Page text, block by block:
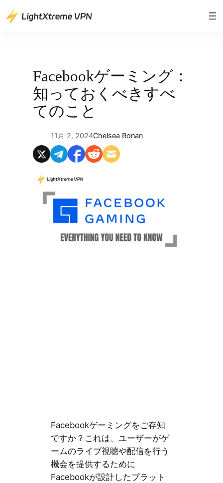
容
Facebookゲーミング：
知っておくべきすべ
てのこと
11月 2, 2024Chelsea Ronan
Facebookゲーミングをご存知
ですか？これは、ユーザーがゲ
ームのライブ視聴や配信を行う
機会を提供するために
Facebookが設計したプラット